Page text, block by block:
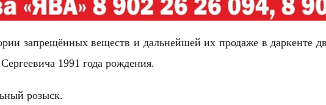
запрещённых веществ и дальнейшей их продаже в даркенте
1991 года рождения.
розыск.